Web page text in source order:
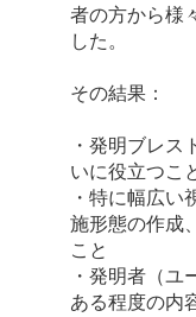
者の方から様
した。
その結果：
・発明ブレス
いに役立つこ
・特に幅広い
施形態の作成
こと
・発明者（ユ
ある程度の内